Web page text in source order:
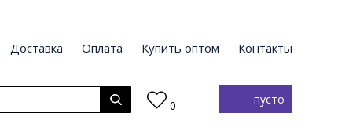
Доставка Оплата Купить оптом Контакты
0 пусто